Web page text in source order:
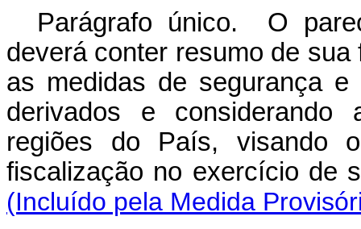
Parágrafo único. O
deverá conter resumo de
as medidas de segurança
derivados e considerando
regiões do País, visando
fiscalização no
(Incluído pela Medida